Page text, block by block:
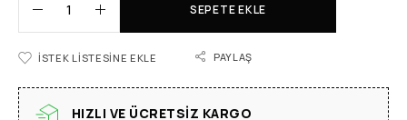
SEPETE EKLE
İSTEK LISTESINE EKLE PAYLAŞ
HIZLI VE ÜCRETSIZ KARGO